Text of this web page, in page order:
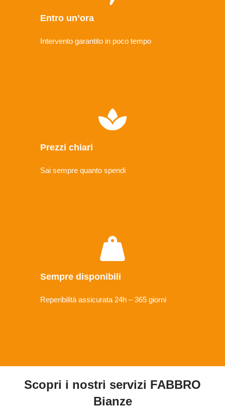
Entro un’ora
Intervento garantito in poco tempo
Prezzi chiari
Sai sempre quanto spendi
Sempre disponibili
Reperibilità assicurata 24h – 365 giorni
Scopri i nostri servizi FABBRO
Bianze